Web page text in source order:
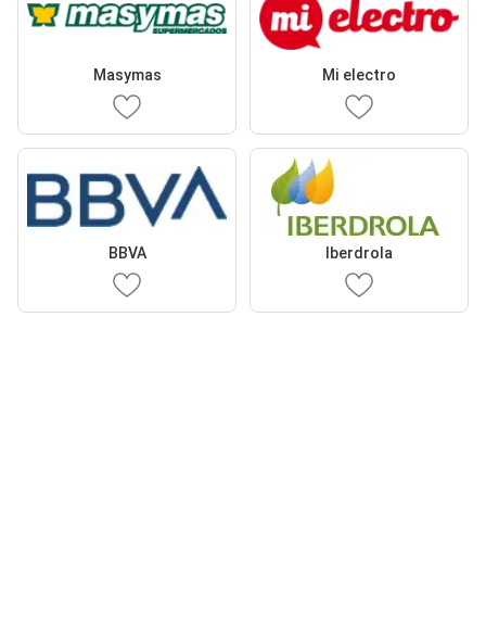
Masymas Mi electro
BBVA Iberdrola